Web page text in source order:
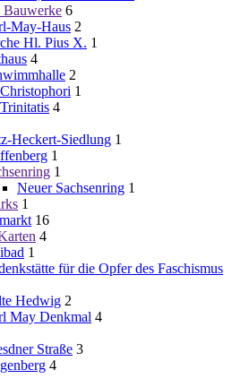
Bauwerke 6
May-Haus 2
Hl. Pius X. 1
4
2
1
4
Heckert-Siedlung 1
1
1
Neuer Sachsenring 1
1
16
4
1
für die Opfer des Faschismus
Hedwig 2
May Denkmal 4
Straße 3
4